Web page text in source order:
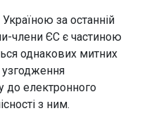
Україною за останній
члени ЄС є частиною
однакових митних
до електронного
з ним.